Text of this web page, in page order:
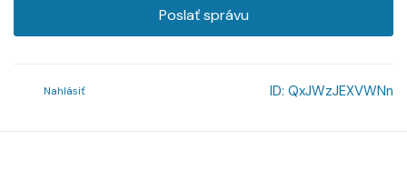
Poslať správu
Nahlásiť ID: QxJWzJEXVWNn